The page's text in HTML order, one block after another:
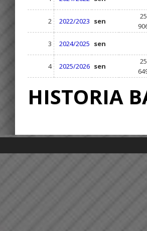
2 2022/2023 sen
25
3
2024/2025 sen
4 2025/2026 sen
25
HISTORIA